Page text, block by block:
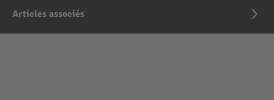
Articles associés